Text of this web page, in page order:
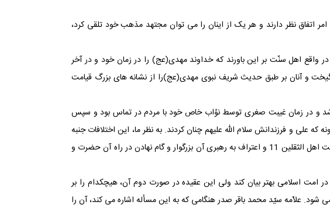
اتفاق ‏نظر دارند و هر یک از اینان را می ‏توان مجتهد مذهب خود تلقی کرد،
اهل سنّت بر این باورند که خداوند مهدی(عج) را در زمان خود و در آخر
و آنان بر طبق حدیث شریف نبوی مهدی(عج)را از نشانه ‏های بزرگ قیامت
که مهدی(عج) -محمّد- فرزند امام حسن عسکری(ع) است که در سال 260 در سرّمن رآی 10 غایب شد و در زمان غیبت صغری توسط نوّاب خاص خود با مردم در تماس بود و سپس
و فرزندانش سلام الله علیهم چنان کردند. به نظر ما، این اختلافات جنبه
صوری دارد، زیرا مهدویت در آن نیست که آن حضرت هزار و چهارصد و اندی عمر کند، بلکه آنچه مهم است پیروی و اطاعت اهل الثقلین 11 و اعتراف به رهبری آن بزرگوار و گام نهادن در راه آن حضرت و
امت اسلامی بهتر بیان کند ولی این عقیده در صورت دوم آن، هیچ‏کدام را بر
علاّمه سیّد محمد باقر صدر هنگامی که به این مسأله اشاره می‏ کند، آن را